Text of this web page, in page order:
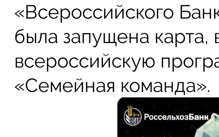
«Всероссийского
была запущена карта,
всероссийскую
«Семейная команда».